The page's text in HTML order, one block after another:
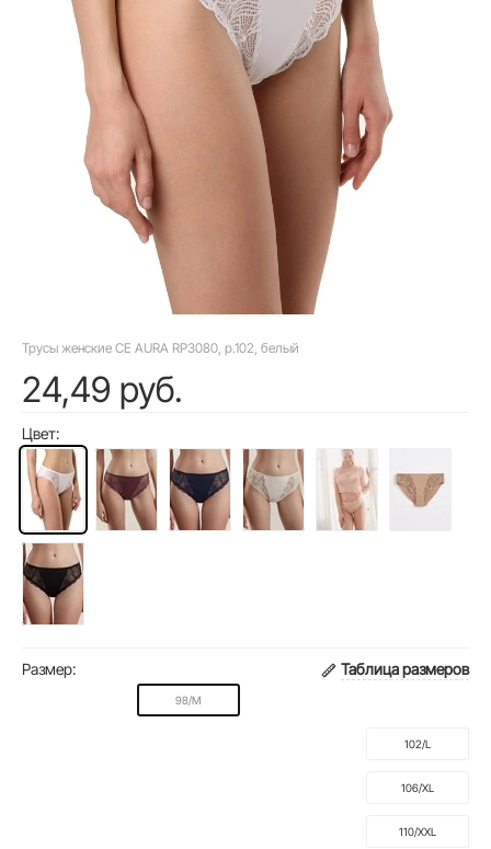
Трусы женские CE AURA RP3080, р.102, белый
24,49 руб.
Цвет:
Размер: Таблица размеров
98/M
102/L
106/XL
110/XXL